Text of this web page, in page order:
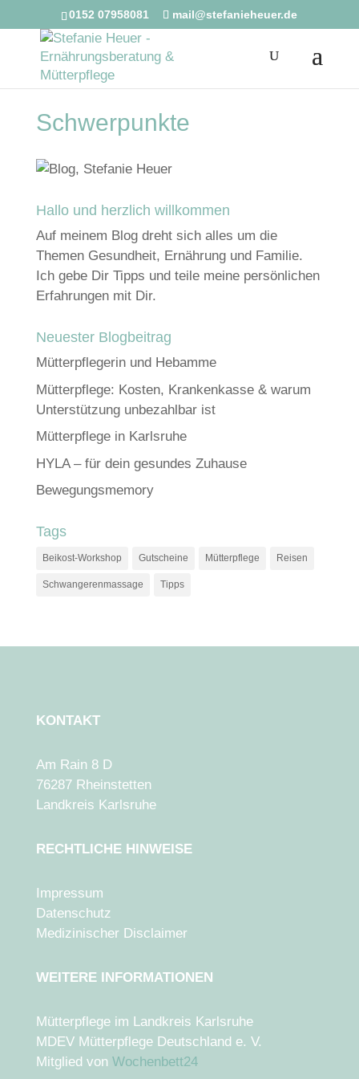
0152 07958081 mail@stefanieheuer.de
Schwerpunkte
Hallo und herzlich willkommen
Auf meinem Blog dreht sich alles um die
Themen Gesundheit, Ernährung und Familie.
Ich gebe Dir Tipps und teile meine persönlichen
Erfahrungen mit Dir.
Neuester Blogbeitrag
Mütterpflegerin und Hebamme
Mütterpflege: Kosten, Krankenkasse & warum
Unterstützung unbezahlbar ist
Mütterpflege in Karlsruhe
HYLA – für dein gesundes Zuhause
Bewegungsmemory
Tags
Beikost-Workshop Gutscheine Mütterpflege Reisen
Schwangerenmassage Tipps
KONTAKT
Am Rain 8 D
76287 Rheinstetten
Landkreis Karlsruhe
RECHTLICHE HINWEISE
Impressum
Datenschutz
Medizinischer Disclaimer
WEITERE INFORMATIONEN
Mütterpflege im Landkreis Karlsruhe
MDEV Mütterpflege Deutschland e. V.
Mitglied von Wochenbett24